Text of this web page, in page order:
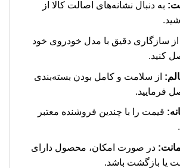
به دنبال نشانه‌های اصالت کالا از
از سازگاری دقیق با مدل خودروی خود
کنید.
از سلامت و کامل بودن بسته‌بندی
فرمایید.
قیمت را با چندین فروشنده معتبر
در صورت امکان، محصول دارای
یا بازگشت باشد.